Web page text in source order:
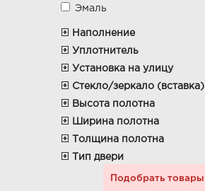
Эмаль
Наполнение
Уплотнитель
Установка на улицу
Стекло/зеркало (вставка)
Высота полотна
Ширина полотна
Толщина полотна
Тип двери